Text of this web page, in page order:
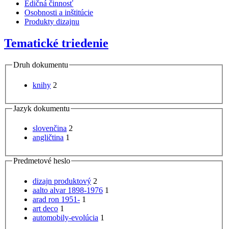
Edičná činnosť
Osobnosti a inštitúcie
Produkty dizajnu
Tematické triedenie
Druh dokumentu
knihy 2
Jazyk dokumentu
slovenčina 2
angličtina 1
Predmetové heslo
dizajn produktový 2
aalto alvar 1898-1976 1
arad ron 1951- 1
art deco 1
automobily-evolúcia 1